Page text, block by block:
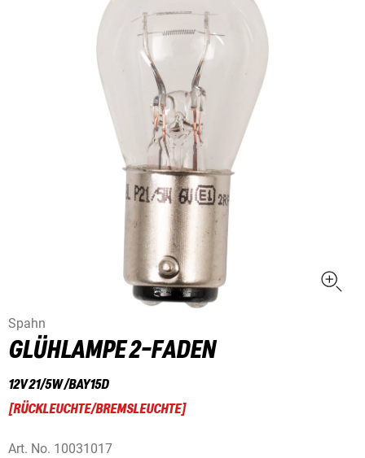
Spahn
GLÜHLAMPE 2-FADEN
12V 21/5W /BAY15D
[RÜCKLEUCHTE/BREMSLEUCHTE]
Art. No. 10031017